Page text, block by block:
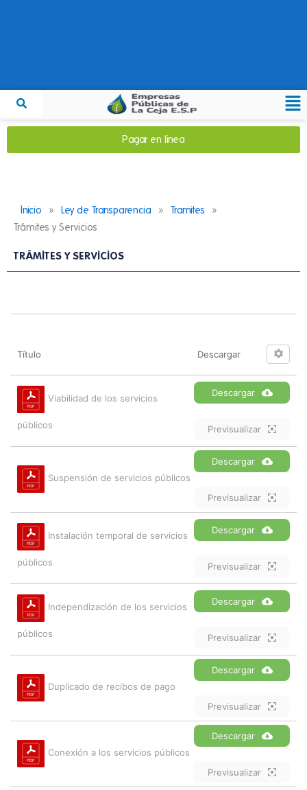
Pagar en linea
Inicio » Ley de Transparencia » Tramites »
Trámites y Servicios
TRÁMITES Y SERVICIOS
Título Descargar
Viabilidad de los servicios
públicos
Descargar
Previsualizar
Suspensión de servicios públicos
Descargar
Previsualizar
Instalación temporal de servicios
públicos
Descargar
Previsualizar
Independización de los servicios
públicos
Descargar
Previsualizar
Duplicado de recibos de pago
Descargar
Previsualizar
Conexión a los servicios públicos
Descargar
Previsualizar